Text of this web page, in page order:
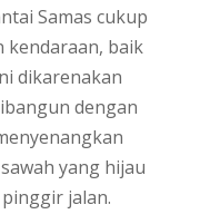
Samas cukup
kendaraan, baik
dikarenakan
dengan
yang hijau
jalan.